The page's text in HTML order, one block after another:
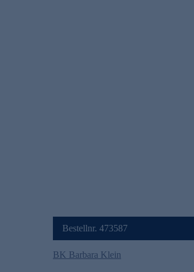
Bestellnr. 473587
BK Barbara Klein